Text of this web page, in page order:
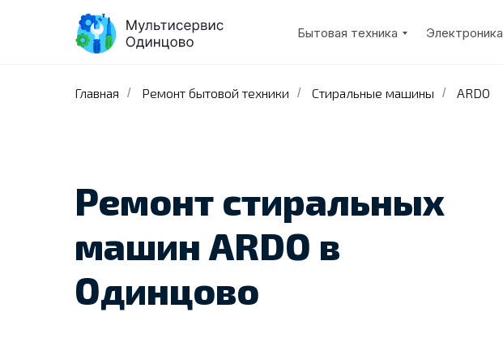
Бытовая техника Электроника
Главная / Ремонт бытовой техники / Стиральные машины / ARDO
Ремонт стиральных
машин ARDO в
Одинцово